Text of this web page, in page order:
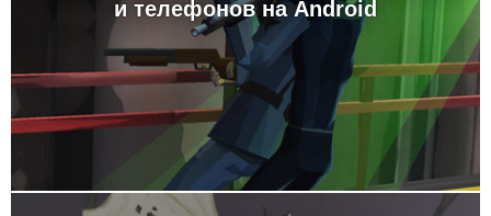
и телефонов на Android